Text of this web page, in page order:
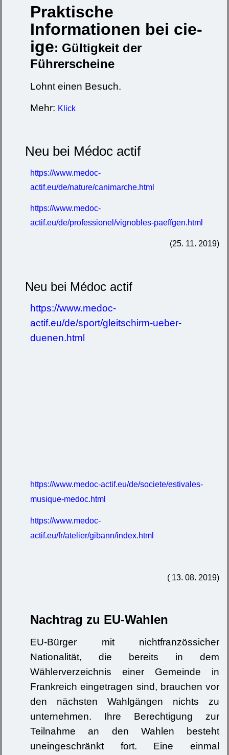
Praktische
Informationen bei cie-
ige: Gültigkeit der
Führerscheine
Lohnt einen Besuch.
Mehr: Klick
Neu bei Médoc actif
https://www.medoc-
actif.eu/de/nature/canimarche.html
https://www.medoc-
actif.eu/de/professionel/vignobles-paeffgen.html
(25. 11. 2019)
Neu bei Médoc actif
https://www.medoc-
actif.eu/de/sport/gleitschirm-ueber-
duenen.html
https://www.medoc-actif.eu/de/societe/estivales-
musique-medoc.html
https://www.medoc-
actif.eu/fr/atelier/gibann/index.html
( 13. 08. 2019)
Nachtrag zu EU-Wahlen
EU-Bürger mit nichtfranzössicher
Nationalität, die bereits in dem
Wählerverzeichnis einer Gemeinde in
Frankreich eingetragen sind, brauchen vor
den nächsten Wahlgängen nichts zu
unternehmen. Ihre Berechtigung zur
Teilnahme an den Wahlen besteht
uneingeschränkt fort. Eine einmal